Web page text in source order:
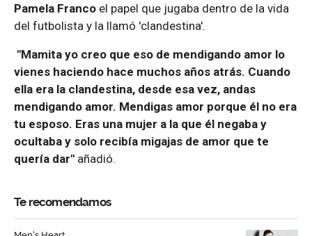
Pamela Franco el papel que jugaba dentro de la vida
del futbolista y la llamó 'clandestina'.
"Mamita yo creo que eso de mendigando amor lo
vienes haciendo hace muchos años atrás. Cuando
ella era la clandestina, desde esa vez, andas
mendigando amor. Mendigas amor porque él no era
tu esposo. Eras una mujer a la que él negaba y
ocultaba y solo recibía migajas de amor que te
quería dar" añadió.
Te recomendamos